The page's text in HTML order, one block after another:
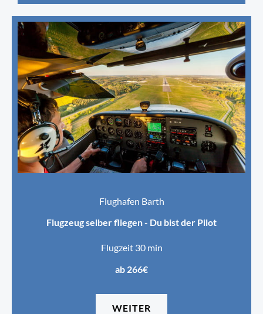
Flughafen Barth
Flugzeug selber fliegen - Du bist der Pilot
Flugzeit 30 min
ab 266€
WEITER